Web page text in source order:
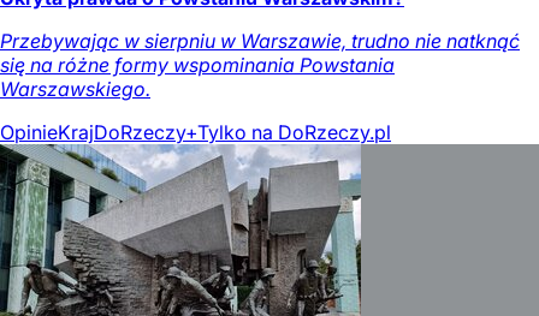
Przebywając w sierpniu w Warszawie, trudno nie natknąć
się na różne formy wspominania Powstania
Warszawskiego.
OpinieKrajDoRzeczy+Tylko na DoRzeczy.pl